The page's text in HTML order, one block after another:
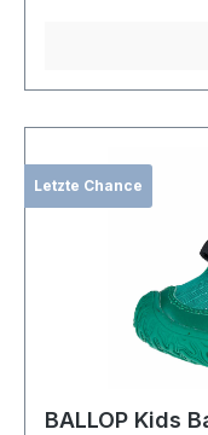
Letzte Chance
BALLOP Kids